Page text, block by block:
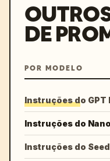
DE
POR MODELO
Instruções do GPT
Instruções do
Instruções do